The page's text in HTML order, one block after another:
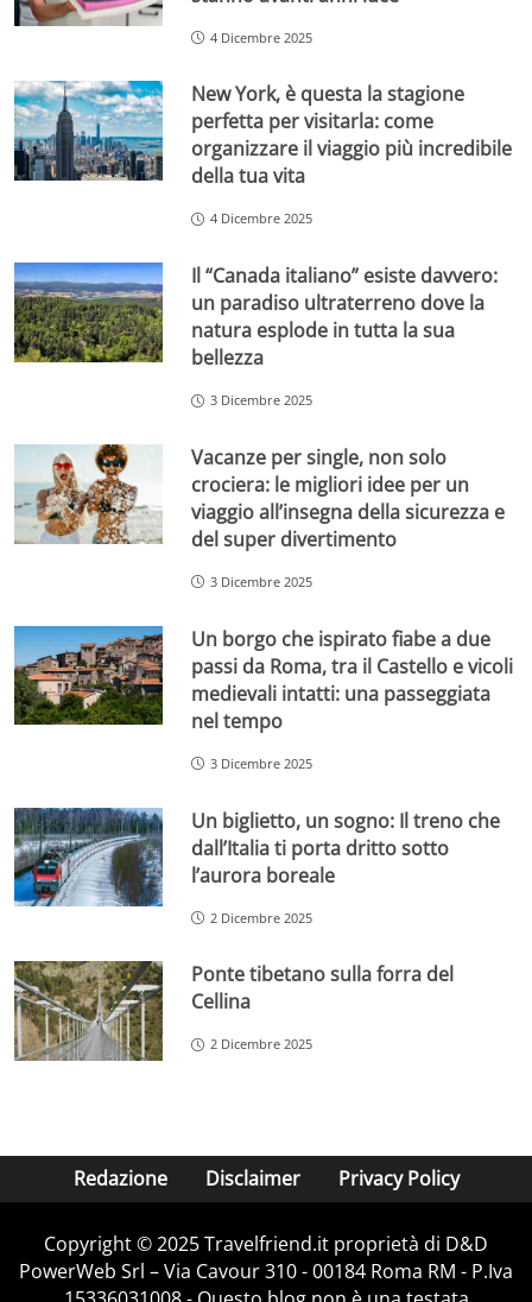
4 Dicembre 2025
New York, è questa la stagione
perfetta per visitarla: come
organizzare il viaggio più incredibile
della tua vita
4 Dicembre 2025
Il “Canada italiano” esiste davvero:
un paradiso ultraterreno dove la
natura esplode in tutta la sua
bellezza
3 Dicembre 2025
Vacanze per single, non solo
crociera: le migliori idee per un
viaggio all’insegna della sicurezza e
del super divertimento
3 Dicembre 2025
Un borgo che ispirato fiabe a due
passi da Roma, tra il Castello e vicoli
medievali intatti: una passeggiata
nel tempo
3 Dicembre 2025
Un biglietto, un sogno: Il treno che
dall’Italia ti porta dritto sotto
l’aurora boreale
2 Dicembre 2025
Ponte tibetano sulla forra del
Cellina
2 Dicembre 2025
Redazione Disclaimer Privacy Policy
Copyright © 2025 Travelfriend.it proprietà di D&D
PowerWeb Srl – Via Cavour 310 - 00184 Roma RM - P.Iva